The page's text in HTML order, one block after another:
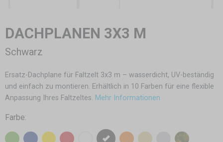
DACHPLANEN 3X3 M
Schwarz
Ersatz-Dachplane für Faltzelt 3x3 m – wasserdicht, UV-beständig
und einfach zu montieren. Erhältlich in 10 Farben für eine flexible
Anpassung Ihres Faltzeltes. Mehr Informationen
Farbe: